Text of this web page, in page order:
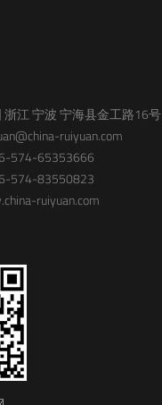
浙江 宁波 宁海县金工路16号
ruiyuan.com
574-65353666
574-83550823
ruiyuan.com